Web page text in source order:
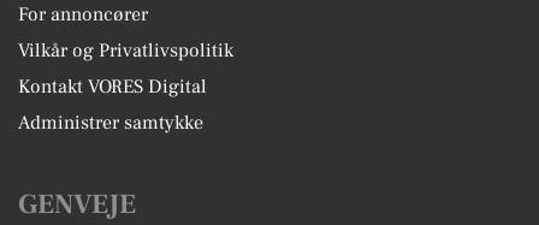
For annoncører
Vilkår og Privatlivspolitik
Kontakt VORES Digital
Administrer samtykke
GENVEJE